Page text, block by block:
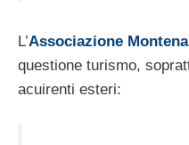
L’Associazione
questione turismo,
acuirenti esteri: